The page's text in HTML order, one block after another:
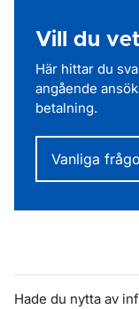
Vill du
Här hittar du
angående
betalning.
Vanliga
Hade du nytta av